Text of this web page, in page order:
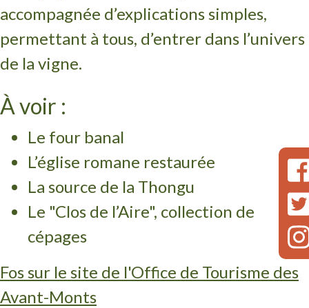
accompagnée d’explications simples,
permettant à tous, d’entrer dans l’univers
de la vigne.
À voir :
Le four banal
L’église romane restaurée
La source de la Thongu
Le "Clos de l’Aire", collection de
cépages
Fos sur le site de l'Office de Tourisme des
Avant-Monts